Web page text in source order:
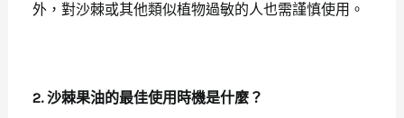
外，對沙棘或其他類似植物過敏的人也需謹慎使用。
2. 沙棘果油的最佳使用時機是什麼？